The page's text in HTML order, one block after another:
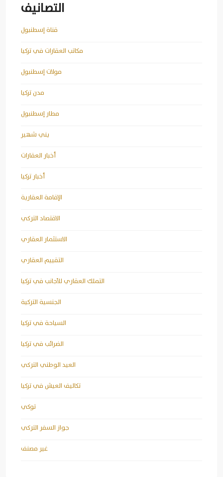
التصانيف
قناة إسطنبول
مكاتب العقارات في تركيا
مولات إسطنبول
مدن تركيا
مطار إسطنبول
يني شهير
أخبار العقارات
أخبار تركيا
الإقامة العقارية
الاقتصاد التركي
الاستثمار العقاري
التقييم العقاري
التملك العقاري للأجانب في تركيا
الجنسية التركية
السياحة في تركيا
الضرائب في تركيا
العيد الوطني التركي
تكاليف العيش في تركيا
توكي
جواز السفر التركي
غير مصنف